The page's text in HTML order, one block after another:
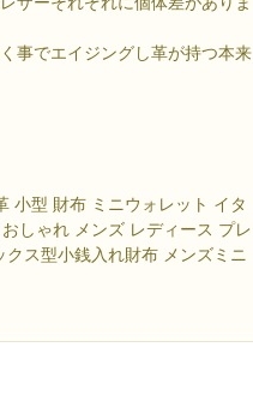
事でエイジングし革が持つ本来
小型 財布 ミニウォレット イタ
しゃれ メンズ レディース プレ
ス型小銭入れ財布 メンズミニ